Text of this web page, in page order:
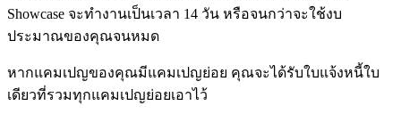
Showcase จะทำงานเป็นเวลา 14 วัน หรือจนกว่าจะใช้งบ
ประมาณของคุณจนหมด
หากแคมเปญของคุณมีแคมเปญย่อย คุณจะได้รับใบแจ้งหนี้ใบ
เดียวที่รวมทุกแคมเปญย่อยเอาไว้